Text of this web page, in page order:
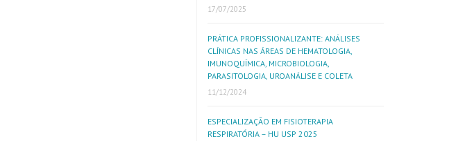
17/07/2025
PRÁTICA PROFISSIONALIZANTE: ANÁLISES
CLÍNICAS NAS ÁREAS DE HEMATOLOGIA,
IMUNOQUÍMICA, MICROBIOLOGIA,
PARASITOLOGIA, UROANÁLISE E COLETA
11/12/2024
ESPECIALIZAÇÃO EM FISIOTERAPIA
RESPIRATÓRIA – HU USP 2025